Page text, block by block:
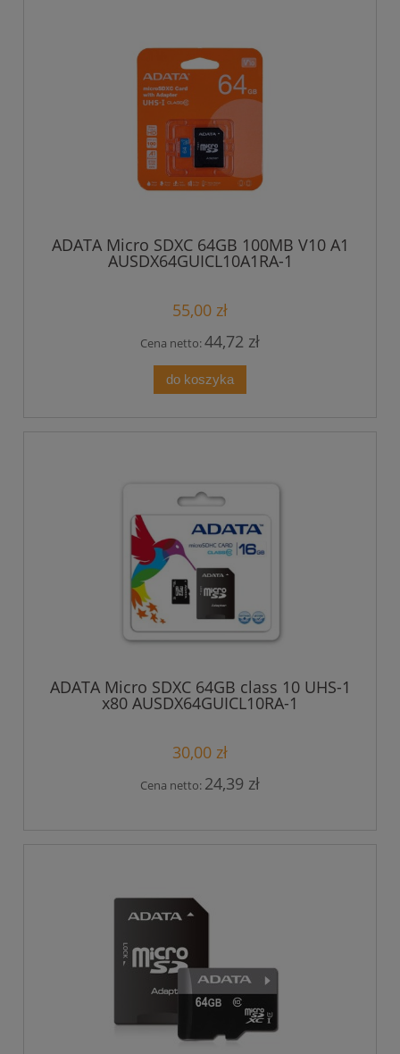
ADATA Micro SDXC 64GB 100MB V10 A1
AUSDX64GUICL10A1RA-1
55,00 zł
Cena netto:44,72 zł
do koszyka
ADATA Micro SDXC 64GB class 10 UHS-1
x80 AUSDX64GUICL10RA-1
30,00 zł
Cena netto: 24,39 zł